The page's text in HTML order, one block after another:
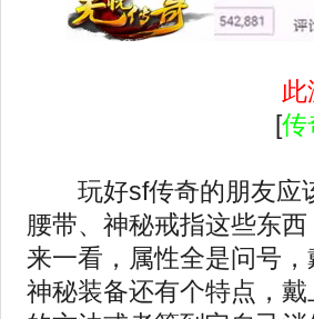
[传
玩好sf传奇的朋友应
腰带、神秘戒指这些东
来一看，属性全是问号
神秘装备还有个特点，